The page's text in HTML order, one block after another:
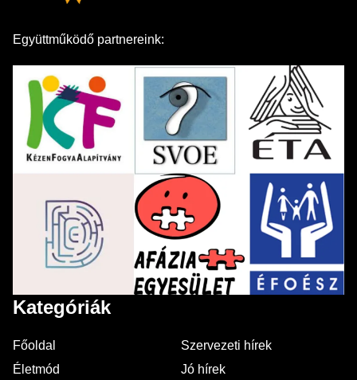
Együttműködő partnereink:
Kategóriák
Főoldal
Szervezeti hírek
Életmód
Jó hírek